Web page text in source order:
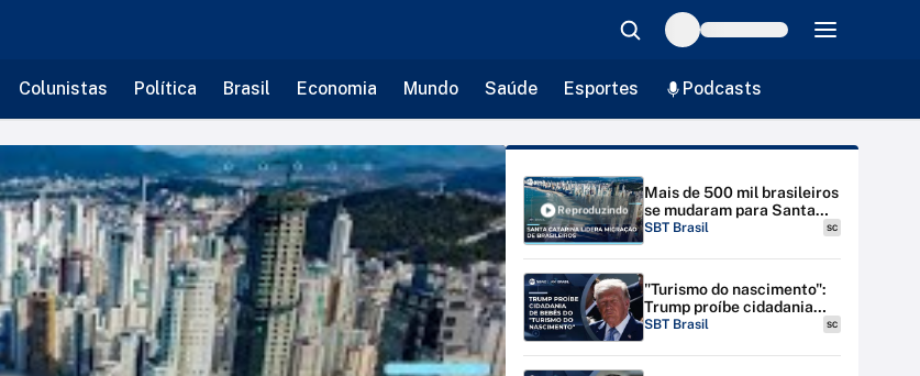
Colunistas Política Brasil Economia Mundo Saúde Esportes Podcasts
Reproduzindo
Mais de 500 mil brasileiros
se mudaram para Santa
Catarina entre 2017 e
SBT Brasil SC
"Turismo do nascimento":
Trump proíbe cidadania
para bebês de estrangeiras
SBT Brasil SC